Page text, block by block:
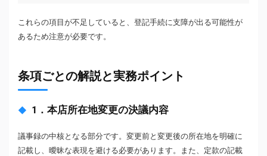
これらの項目が不足していると、登記手続に支障が出る可能性が
あるため注意が必要です。
条項ごとの解説と実務ポイント
1．本店所在地変更の決議内容
議事録の中核となる部分です。変更前と変更後の所在地を明確に
記載し、曖昧な表現を避ける必要があります。また、定款の記載